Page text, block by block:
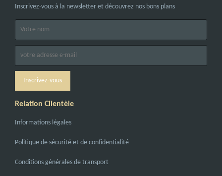
Inscrivez-vous à la newsletter et découvrez nos bons plans
Relation Clientèle
Informations légales
Politique de sécurité et de confidentialité
Conditions générales de transport